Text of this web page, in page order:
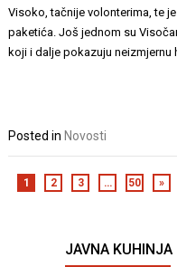
Visoko, tačnije volonterima, te
paketića. Još jednom su
koji i dalje pokazuju neizmjernu
Posted in Novosti
1 2 3 … 50 »
JAVNA KUHINJA